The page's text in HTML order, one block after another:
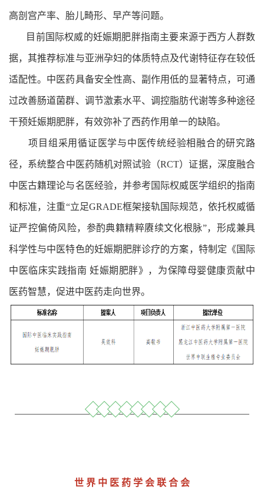
高剖宫产率、胎儿畸形、早产等问题。
目前国际权威的妊娠期肥胖指南主要来源于西方人群数
据，其推荐标准与亚洲孕妇的体质特点及代谢特征存在较低
适配性。中医药具备安全性高、副作用低的显著特点，可通
过改善肠道菌群、调节激素水平、调控脂肪代谢等多种途径
干预妊娠期肥胖，有效弥补了西药作用单一的缺陷。
项目组采用循证医学与中医传统经验相融合的研究路
径，系统整合中医药随机对照试验（RCT）证据，深度融合
中医古籍理论与名医经验，并参考国际权威医学组织的指南
和标准，注重“立足GRADE框架接轨国际规范，依托权威循
证严控偏倚风险，参酌典籍精粹赓续文化根脉”，形成兼具
科学性与中医特色的妊娠期肥胖诊疗的方案，特制定《国际
中医临床实践指南 妊娠期肥胖》，为保障母婴健康贡献中
医药智慧，促进中医药走向世界。
世 界 中 医 药 学 会 联 合 会